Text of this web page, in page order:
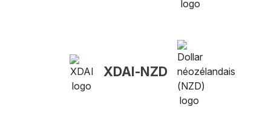
XDAI-NZD